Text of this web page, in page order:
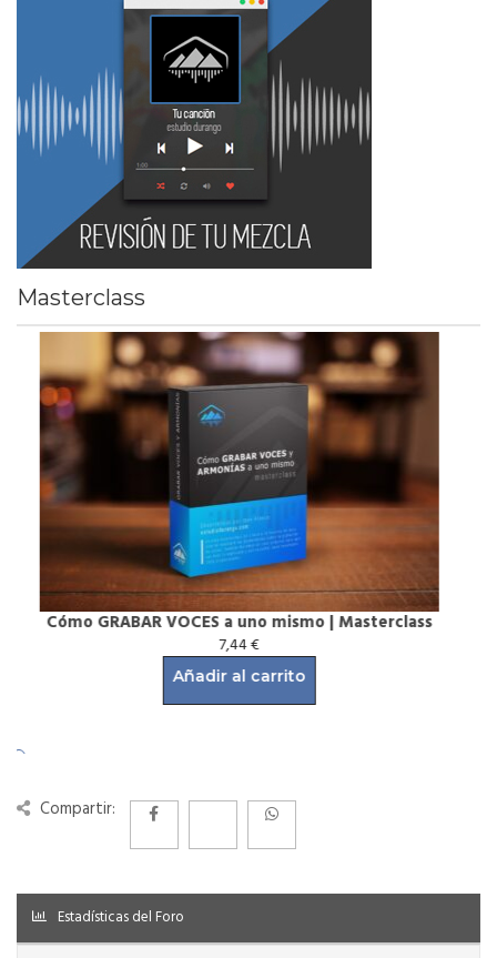
Masterclass
| Masterclass MASTERING con PLUGINS
Compartir:
Estadísticas del Foro